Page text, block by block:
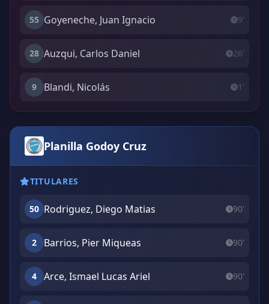
55 Goyeneche, Juan Ignacio 9'
28 Auzqui, Carlos Daniel 26'
9 Blandi, Nicolás 1'
Planilla Godoy Cruz
TITULARES
50 Rodriguez, Diego Matias 90'
2 Barrios, Pier Miqueas 90'
4 Arce, Ismael Lucas Ariel 90'